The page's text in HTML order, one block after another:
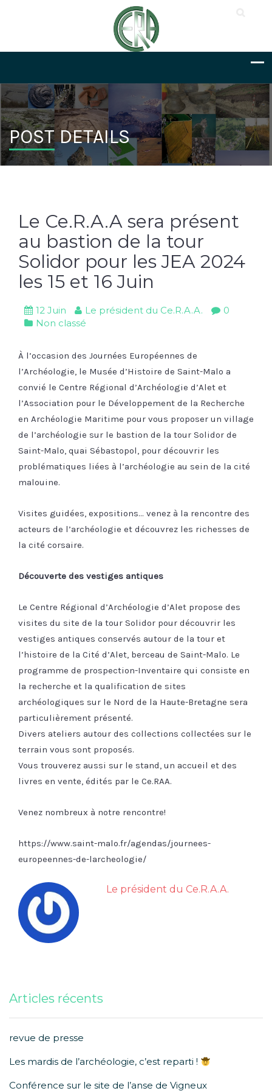
POST DETAILS
Le Ce.R.A.A sera présent
au bastion de la tour
Solidor pour les JEA 2024
les 15 et 16 Juin
12 Juin Le président du Ce.R.A.A.
0
Non classé
À l’occasion des Journées Européennes de
l’Archéologie, le Musée d’Histoire de Saint-Malo a
convié le Centre Régional d’Archéologie d’Alet et
l’Association pour le Développement de la Recherche
en Archéologie Maritime pour vous proposer un village
de l’archéologie sur le bastion de la tour Solidor de
Saint-Malo, quai Sébastopol, pour découvrir les
problématiques liées à l’archéologie au sein de la cité
malouine.
Visites guidées, expositions… venez à la rencontre des
acteurs de l’archéologie et découvrez les richesses de
la cité corsaire.
Découverte des vestiges antiques
Le Centre Régional d’Archéologie d’Alet propose des
visites du site de la tour Solidor pour découvrir les
vestiges antiques conservés autour de la tour et
l’histoire de la Cité d’Alet, berceau de Saint-Malo. Le
programme de prospection-Inventaire qui consiste en
la recherche et la qualification de sites
archéologiques sur le Nord de la Haute-Bretagne sera
particulièrement présenté.
Divers ateliers autour des collections collectées sur le
terrain vous sont proposés.
Vous trouverez aussi sur le stand, un accueil et des
livres en vente, édités par le Ce.RAA.
Venez nombreux à notre rencontre!
https://www.saint-malo.fr/agendas/journees-
europeennes-de-larcheologie/
Le président du Ce.R.A.A.
Articles récents
revue de presse
Les mardis de l’archéologie, c’est reparti !
Conférence sur le site de l’anse de Vigneux